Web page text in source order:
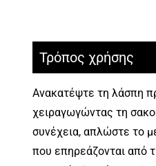
Τρόπος χρήσης
Ανακατέψτε τη λάσπη
χειραγωγώντας τη
συνέχεια, απλώστε το
που επηρεάζονται από